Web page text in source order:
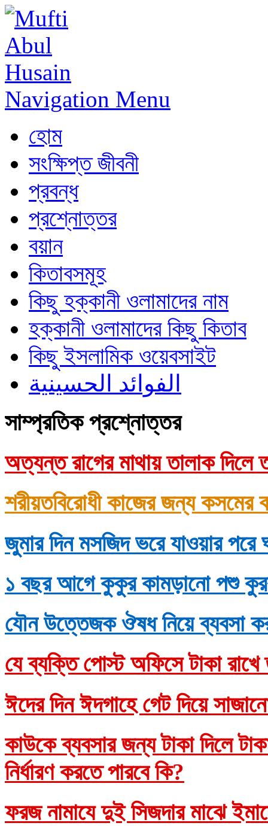
Navigation Menu
হোম
সংক্ষিপ্ত জীবনী
প্রবন্ধ
প্রশ্নোত্তর
বয়ান
কিতাবসমূহ
কিছু হক্কানী ওলামাদের নাম
হক্কানী ওলামাদের কিছু কিতাব
কিছু ইসলামিক ওয়েবসাইট
الفوائد الحسينية
সাম্প্রতিক প্রশ্নোত্তর
অত্যন্ত রাগের মাথায় তালাক দিলে
শরীয়তবিরোধী কাজের জন্য কসমের
জুমার দিন মসজিদ ভরে যাওয়ার
১ বছর আগে কুকুর কামড়ানো পশু
যৌন উত্তেজক ঔষধ নিয়ে ব্যবসা
যে ব্যক্তি পোস্ট অফিসে টাকা রাখে
ঈদের দিন ঈদগাহে গেট দিয়ে
কাউকে ব্যবসার জন্য টাকা দিলে
নির্ধারণ করতে পারবে কি?
ফরজ নামাযে দুই সিজদার মাঝে